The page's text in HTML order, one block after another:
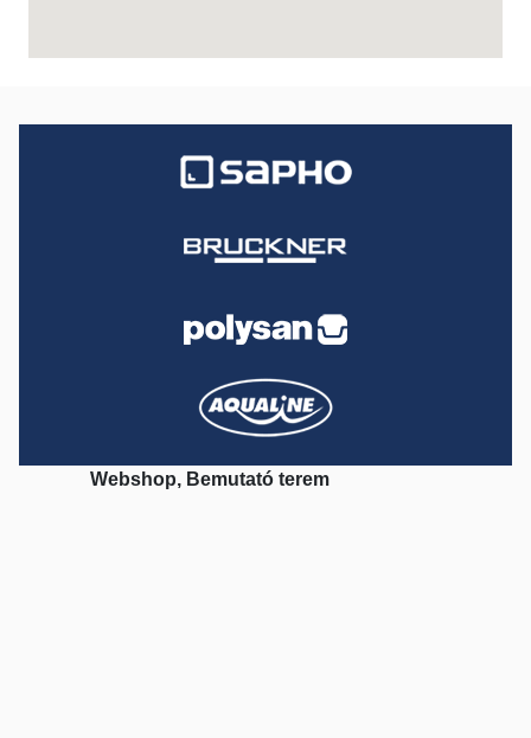
Webshop, Bemutató terem